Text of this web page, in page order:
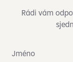
Rádi vám
Jméno